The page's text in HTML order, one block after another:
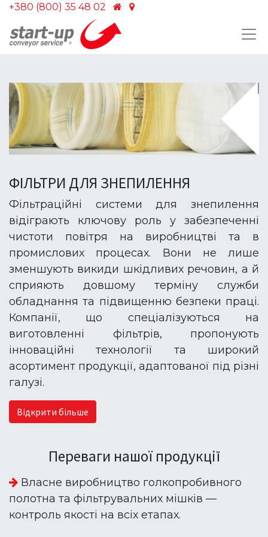
+380 (800) 35 48 02
ФІЛЬТРИ ДЛЯ ЗНЕПИЛЕННЯ
Фільтраційні системи для знепилення
відіграють ключову роль у забезпеченні
чистоти повітря на виробництві та в
промислових процесах. Вони не лише
зменшують викиди шкідливих речовин, а й
сприяють довшому терміну служби
обладнання та підвищенню безпеки праці.
Компанії, що спеціалізуються на
виготовленні фільтрів, пропонують
інноваційні технології та широкий
асортимент продукції, адаптованої під різні
галузі.
Відкрити більше
Переваги нашої продукції
Власне виробництво голкопробивного
полотна та фільтрувальних мішків —
контроль якості на всіх етапах.